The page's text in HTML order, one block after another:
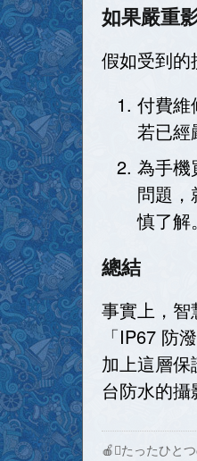
如果嚴重
假如受到的
付費維
若已經
為手機
問題
慎了解。
總結
事實上，智
「IP67 防
加上這層
台防水的攝
🍎たったひと